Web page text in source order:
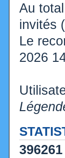
Au
invités
Le
2026
396261